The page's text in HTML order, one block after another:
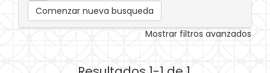
Comenzar nueva busqueda
Mostrar filtros avanzados